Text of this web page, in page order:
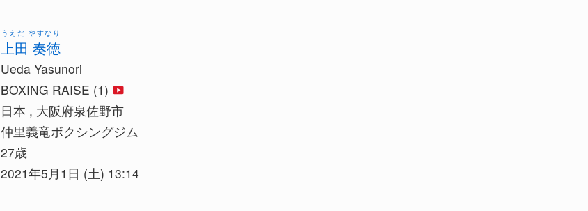
上田 奏徳
うえだ やすなり
Ueda Yasunori
BOXING RAISE (1)
日本 , 大阪府泉佐野市
仲里義竜ボクシングジム
27歳
2021年5月1日 (土) 13:14